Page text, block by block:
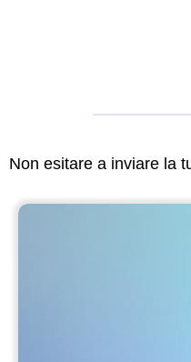
Non esitare a inviare la